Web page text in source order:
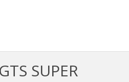
SUPER